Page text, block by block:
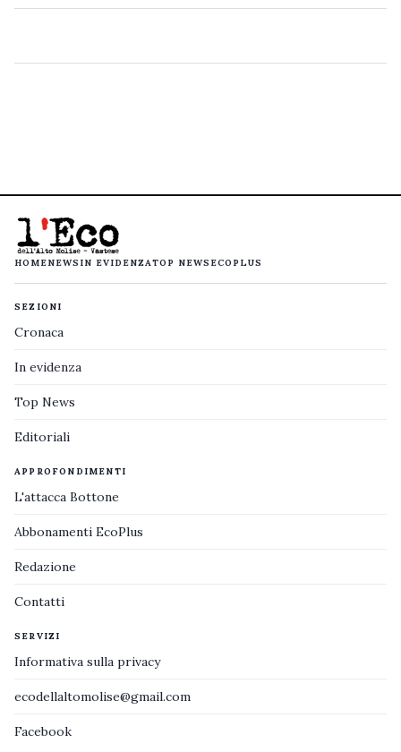
HOMENEWS IN EVIDENZATOP NEWS ECOPLUS
SEZIONI
Cronaca
In evidenza
Top News
Editoriali
APPROFONDIMENTI
L'attacca Bottone
Abbonamenti EcoPlus
Redazione
Contatti
SERVIZI
Informativa sulla privacy
ecodellaltomolise@gmail.com
Facebook